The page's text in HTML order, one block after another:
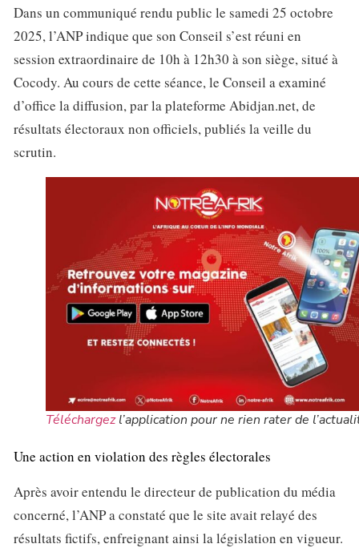
Dans un communiqué rendu public le samedi 25 octobre
2025, l’ANP indique que son Conseil s’est réuni en
session extraordinaire de 10h à 12h30 à son siège, situé à
Cocody. Au cours de cette séance, le Conseil a examiné
d’office la diffusion, par la plateforme Abidjan.net, de
résultats électoraux non officiels, publiés la veille du
scrutin.
Téléchargezl’application pour ne rien rater de
Une action en violation des règles électorales
Après avoir entendu le directeur de publication du média
concerné, l’ANP a constaté que le site avait relayé des
résultats fictifs, enfreignant ainsi la législation en vigueur.